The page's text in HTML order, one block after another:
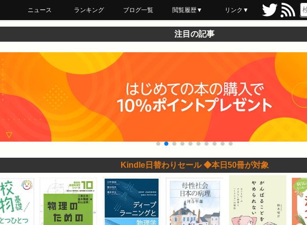
ニュース ランキング ブログ一覧 閲覧履歴▼
最近読んだ
あとで読む
ブックマーク
リンク▼
注目の記事
Kindle日替わりセール ◆本日50冊が対象